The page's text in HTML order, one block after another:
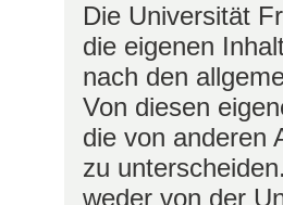
Die Universität
die eigenen
nach den
Von diesen
die von anderen
zu
weder von der